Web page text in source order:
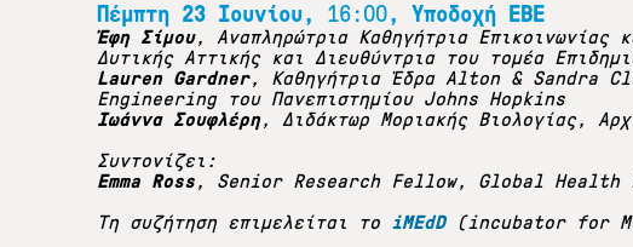
Πέμπτη 23 Ιουνίου, 16:00, Υποδοχή ΕΒΕ
Έφη Σίμου, Αναπληρώτρια Καθηγήτρια Επικοινωνίας
Δυτικής Αττικής και Διευθύντρια του τομέα
Lauren Gardner, Καθηγήτρια Έδρα Alton & Sandra
Engineering του Πανεπιστημίου Johns Hopkins
Ιωάννα Σουφλέρη, Διδάκτωρ Μοριακής Βιολογίας,
Συντονίζει:
Emma Ross, Senior Research Fellow, Global Health
Τη συζήτηση επιμελείται το iMEdD (incubator for